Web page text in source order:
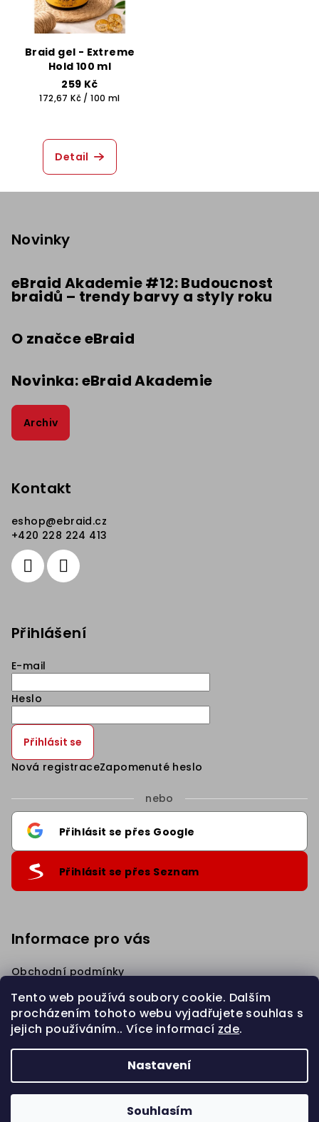
Tento web používá soubory cookie. Dalším
procházením tohoto webu vyjadřujete souhlas s
jejich používáním.. Více informací zde.
Nastavení
Souhlasím
Braid gel - Extreme
Hold 100 ml
259 Kč
Měrná
172,67 Kč / 100 ml
Detail
Novinky
eBraid Akademie #12: Budoucnost
braidů – trendy barvy a styly roku
O značce eBraid
Novinka: eBraid Akademie
Archiv
Kontakt
eshop@ebraid.cz
+420 228 224 413
Přihlášení
E-mail
Heslo
Přihlásit se
Nová registraceZapomenuté heslo
nebo
Přihlásit se přes Google
Přihlásit se přes Seznam
Informace pro vás
Obchodní podmínky
Podmínky ochrany osobních údajů
Věrnostní Sleva
Napište nám